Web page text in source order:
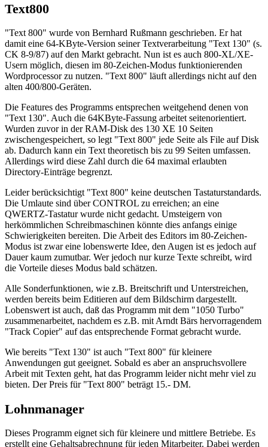
Text800
"Text 800" wurde von Bernhard Rußmann geschrieben. Er hat
damit eine 64-KByte-Version seiner Textverarbeitung "Text 130" (s.
CK 8-9/87) auf den Markt gebracht. Nun ist es auch 800-XL/XE-
Usern möglich, diesen im 80-Zeichen-Modus funktionierenden
Wordprocessor zu nutzen. "Text 800" läuft allerdings nicht auf den
alten 400/800-Geräten.
Die Features des Programms entsprechen weitgehend denen von
"Text 130". Auch die 64KByte-Fassung arbeitet seitenorientiert.
Wurden zuvor in der RAM-Disk des 130 XE 10 Seiten
zwischengespeichert, so legt "Text 800" jede Seite als File auf Disk
ab. Dadurch kann ein Text theoretisch bis zu 99 Seiten umfassen.
Allerdings wird diese Zahl durch die 64 maximal erlaubten
Directory-Einträge begrenzt.
Leider berücksichtigt "Text 800" keine deutschen Tastaturstandards.
Die Umlaute sind über CONTROL zu erreichen; an eine
QWERTZ-Tastatur wurde nicht gedacht. Umsteigern von
herkömmlichen Schreibmaschinen könnte dies anfangs einige
Schwierigkeiten bereiten. Die Arbeit des Editors im 80-Zeichen-
Modus ist zwar eine lobenswerte Idee, den Augen ist es jedoch auf
Dauer kaum zumutbar. Wer jedoch nur kurze Texte schreibt, wird
die Vorteile dieses Modus bald schätzen.
Alle Sonderfunktionen, wie z.B. Breitschrift und Unterstreichen,
werden bereits beim Editieren auf dem Bildschirm dargestellt.
Lobenswert ist auch, daß das Programm mit dem "1050 Turbo"
zusammenarbeitet, nachdem es z.B. mit Arndt Bärs hervorragendem
"Track Copier" auf das entsprechende Format gebracht wurde.
Wie bereits "Text 130" ist auch "Text 800" für kleinere
Anwendungen gut geeignet. Sobald es aber an anspruchsvollere
Arbeit mit Texten geht, hat das Programm leider nicht mehr viel zu
bieten. Der Preis für "Text 800" beträgt 15.- DM.
Lohnmanager
Dieses Programm eignet sich für kleinere und mittlere Betriebe. Es
erstellt eine Gehaltsabrechnung für jeden Mitarbeiter. Dabei werden